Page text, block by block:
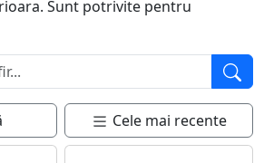
Sunt potrivite pentru
care lucreaza in editare audio.
sunt mereu gata de utilizare.
include optiuni cu microfon
volum si jack-uri compatibile cu
Sunt o optiune fiabila si economica
evite problemele de baterie sau
Cele mai recente